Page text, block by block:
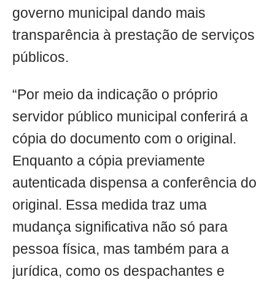
governo municipal dando mais
transparência à prestação de serviços
públicos.
“Por meio da indicação o próprio
servidor público municipal conferirá a
cópia do documento com o original.
Enquanto a cópia previamente
autenticada dispensa a conferência do
original. Essa medida traz uma
mudança significativa não só para
pessoa física, mas também para a
jurídica, como os despachantes e